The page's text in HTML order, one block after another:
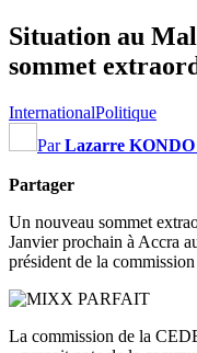
Situation au
sommet
InternationalPolitique
ParLazarre KONDO
Partager
Un nouveau sommet
Janvier prochain à Accra
président de la
La commission de la